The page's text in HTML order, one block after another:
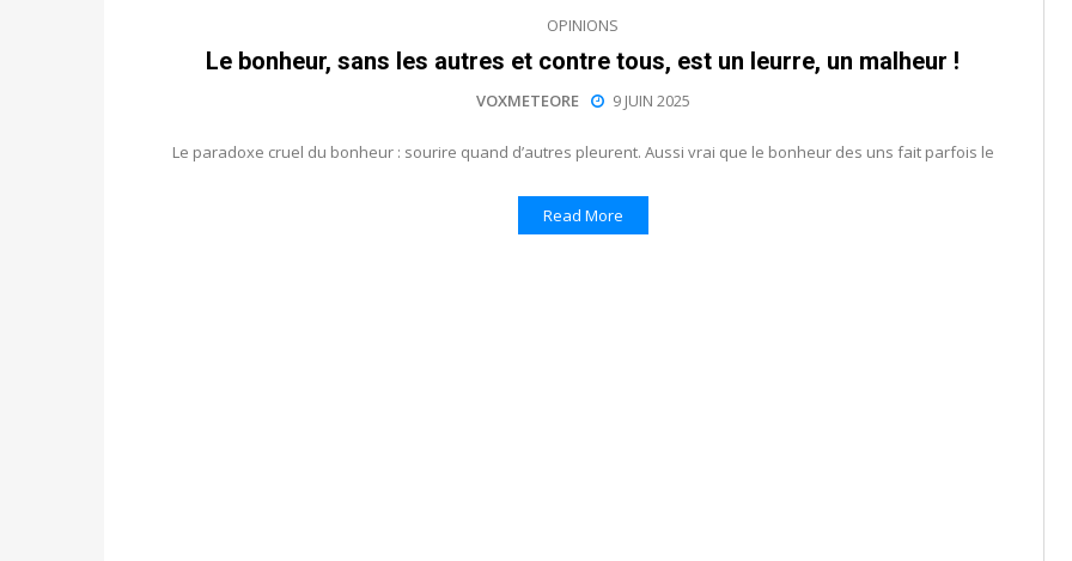
OPINIONS
Le bonheur, sans les autres et contre tous, est un leurre, un malheur !
VOXMETEORE 9 JUIN 2025
Le paradoxe cruel du bonheur : sourire quand d’autres pleurent. Aussi vrai que le bonheur des uns fait parfois le
Read More